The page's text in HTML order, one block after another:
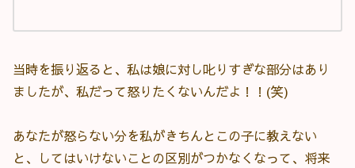
当時を振り返ると、私は娘に対し叱りすぎな部分はあり
ましたが、私だって怒りたくないんだよ！！(笑)
あなたが怒らない分を私がきちんとこの子に教えない
と、してはいけないことの区別がつかなくなって、将来